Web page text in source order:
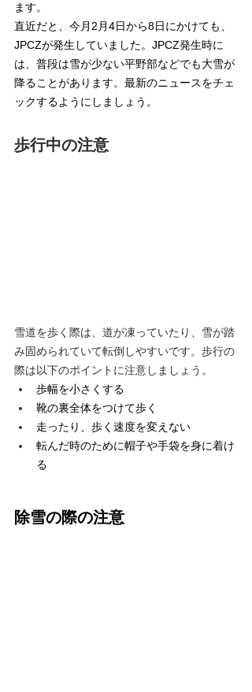
ます。
直近だと、今月2月4日から8日にかけても、
JPCZが発生していました。JPCZ発生時に
は、普段は雪が少ない平野部などでも大雪が
降ることがあります。最新のニュースをチェ
ックするようにしましょう。
歩行中の注意
雪道を歩く際は、道が凍っていたり、雪が踏
み固められていて転倒しやすいです。歩行の
際は以下のポイントに注意しましょう。
歩幅を小さくする
靴の裏全体をつけて歩く
走ったり、歩く速度を変えない
転んだ時のために帽子や手袋を身に着け
る
除雪の際の注意